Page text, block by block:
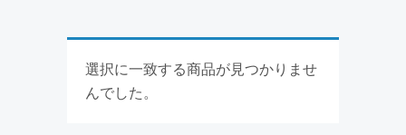
選択に一致する商品が見つかりませ
んでした。